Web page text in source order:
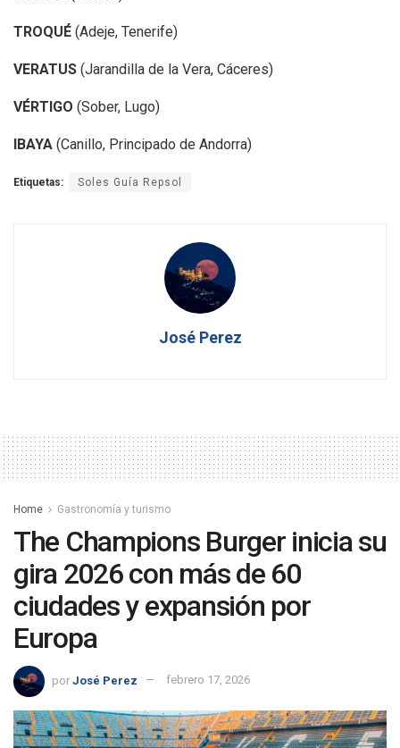
TROQUÉ (Adeje, Tenerife)
VERATUS (Jarandilla de la Vera, Cáceres)
VÉRTIGO (Sober, Lugo)
IBAYA (Canillo, Principado de Andorra)
Etiquetas: Soles Guía Repsol
José Perez
Home Gastronomía y turismo
The Champions Burger inicia su
gira 2026 con más de 60
ciudades y expansión por
Europa
por José Perez febrero 17, 2026